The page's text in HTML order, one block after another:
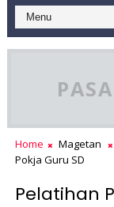
Home Magetan
Pokja Guru SD
Pelatihan